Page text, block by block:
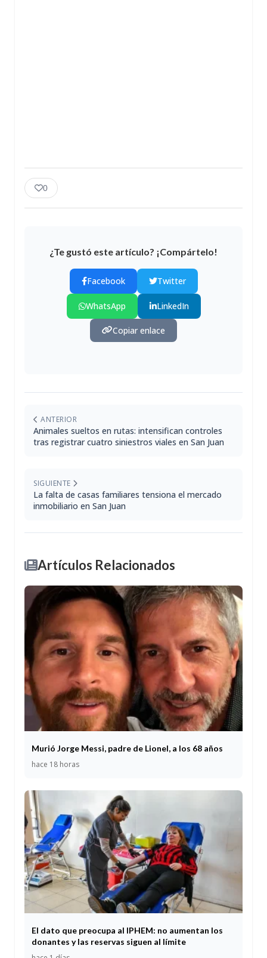
0
¿Te gustó este artículo? ¡Compártelo!
Facebook Twitter
WhatsApp LinkedIn
Copiar enlace
ANTERIOR
Animales sueltos en rutas: intensifican controles
tras registrar cuatro siniestros viales en San Juan
SIGUIENTE
La falta de casas familiares tensiona el mercado
inmobiliario en San Juan
Artículos Relacionados
Murió Jorge Messi, padre de Lionel, a los 68 años
hace 18 horas
El dato que preocupa al IPHEM: no aumentan los
donantes y las reservas siguen al límite